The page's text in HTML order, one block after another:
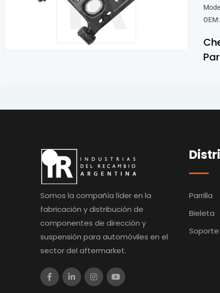
Somos la compañía líder en la
fabricación y distribución de
componentes de dirección y
suspensión para automóviles en el
sector del aftermarket.
Parrilla
Bieleta